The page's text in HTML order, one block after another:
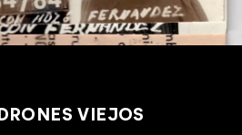
VIEJOS